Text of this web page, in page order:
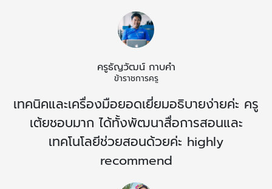
ครูธัญวัฒน์ กาบคำ
ข้าราชการครู
เทคนิคและเครื่องมือยอดเยี่ยมอธิบายง่ายค่ะ ครู
เต้ยชอบมาก ได้ทั้งพัฒนาสื่อการสอนและ
เทคโนโลยีช่วยสอนด้วยค่ะ highly
recommend